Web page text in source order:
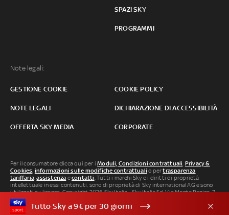
SPAZI SKY
PROGRAMMI
Note legali:
GESTIONE COOKIE COOKIE POLICY
NOTE LEGALI DICHIARAZIONE DI ACCESSIBILITÀ
OFFERTA SKY MEDIA CORPORATE
Per il consumatore clicca qui per iModuli, Condizioni contrattuali, Privacy &
Cookies, informazioni sulle modifiche contrattuali o pertrasparenza
tariffaria,assistenza econtatti. Tutti i marchi Sky e i diritti di proprietà
intellettuale in essi contenuti, sono di proprietà di Sky international AG e sono
utilizzati su licenza. Copyright 2026 Sky Italia - Sky Italia Srl Via Monte Penice, 7 -
20138 Milano P.IVA 04619241005. SkyTG24: ISSN 3035-1537 e SkySport: ISSN
3035-1545.Segnalazione Abusi
Tutto Sky a 9€ per 30 giorni